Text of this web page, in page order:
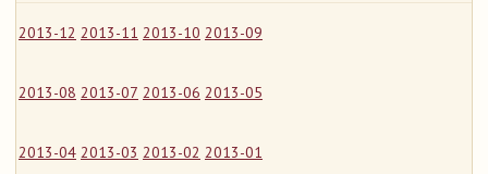
2013-12 2013-11 2013-10 2013-09
2013-08 2013-07 2013-06 2013-05
2013-04 2013-03 2013-02 2013-01